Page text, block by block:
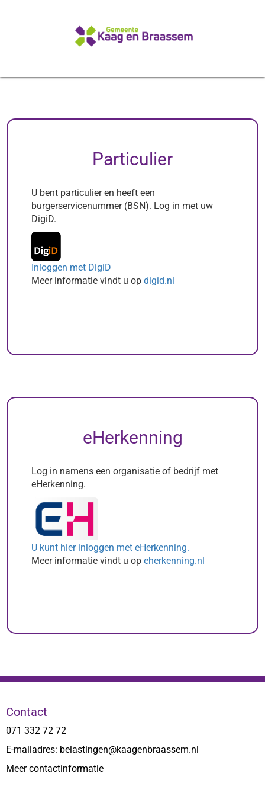
Particulier
U bent particulier en heeft een
burgerservicenummer (BSN). Log in met uw
DigiD.
Inloggen met DigiD
Meer informatie vindt u opdigid.nl
eHerkenning
Log in namens een organisatie of bedrijf met
eHerkenning.
U kunt hier inloggen met eHerkenning.
Meer informatie vindt u opeherkenning.nl
Contact
071 332 72 72
E-mailadres: belastingen@kaagenbraassem.nl
Meer contactinformatie